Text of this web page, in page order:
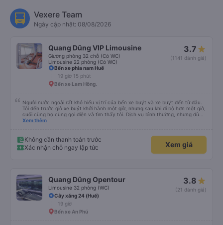
Vexere Team
Ngày cập nhật: 08/08/2026
Quang Dũng VIP Limousine
Giường phòng 32 chỗ (Có WC)
Limousine 22 phòng (Có WC)
3.7
(1141 đánh giá)
Bến xe phía nam Huế
19 giờ 15 phút
Bến xe Lam Hồng.
Người nước ngoài rất khó hiểu vị trí của bến xe buýt và xe buýt đến từ đâu.
Tôi đến trước giờ xe buýt khởi hành một giờ, nhưng sau khi đi bộ hơn một giờ,
cuối cùng họ cũng gọi điện và tìm thấy tôi. Dịch vụ bình thường, nhưng dù
sao thì tôi ngủ ngon hơn ở khách sạn vì tôi rất thoải mái. Sẽ tuyệt hơn nếu
Xem thêm
Không cần thanh toán trước
Xác nhận chỗ ngay lập tức
Xem giá
Quang Dũng Opentour
Limousine 32 phòng (WC)
3.8
(21 đánh giá)
Cây xăng 24 (Huế)
19 giờ
Bến xe An Phú